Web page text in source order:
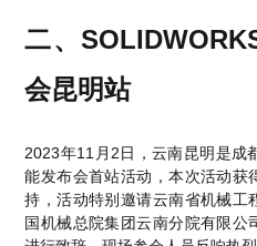
二、
会昆明站
2023年11月2日，云南昆明是成
能发布会首站活动，本次活动获
持，活动特别邀请云南省机械工
国机械总院集团云南分院有限公